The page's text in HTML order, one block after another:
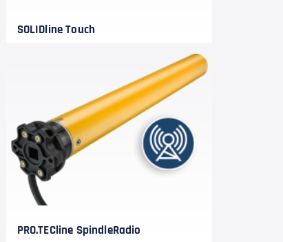
SOLIDline Touch
PRO.TECline SpindleRadio